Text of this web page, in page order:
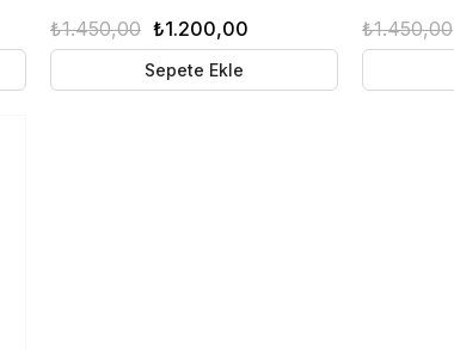
₺1.200,00
₺1.450,00
Sepete Ekle
₺1.450,00